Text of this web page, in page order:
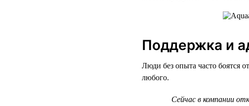
Поддержка и
Люди без опыта часто боятся
любого.
Сейчас в компании